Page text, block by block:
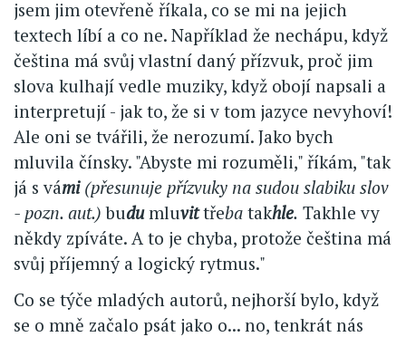
jsem jim otevřeně říkala, co se mi na jejich
textech líbí a co ne. Například že nechápu, když
čeština má svůj vlastní daný přízvuk, proč jim
slova kulhají vedle muziky, když obojí napsali a
interpretují - jak to, že si v tom jazyce nevyhoví!
Ale oni se tvářili, že nerozumí. Jako bych
mluvila čínsky. "Abyste mi rozuměli," říkám, "tak
já s vámi(přesunuje přízvuky na sudou slabiku slov
- pozn. aut.) budumluvittřeba takhle. Takhle vy
někdy zpíváte. A to je chyba, protože čeština má
svůj příjemný a logický rytmus."
Co se týče mladých autorů, nejhorší bylo, když
se o mně začalo psát jako o... no, tenkrát nás